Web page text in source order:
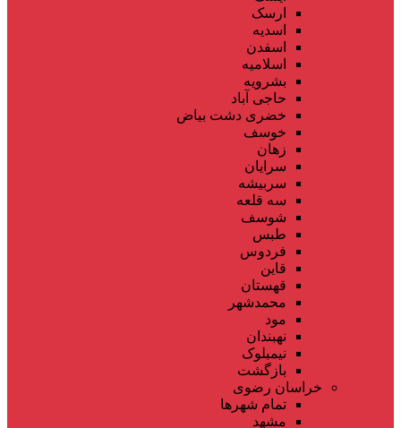
ارسک
اسدیه
اسفدن
اسلامیه
بشرویه
حاجی آباد
خضری دشت بیاض
خوسف
زهان
سرایان
سربیشه
سه قلعه
شوسف
طبس
فردوس
قاین
قهستان
محمدشهر
مود
نهبندان
نیمبلوک
بازگشت
خراسان رضوی
تمام شهر‌ها
مشهد